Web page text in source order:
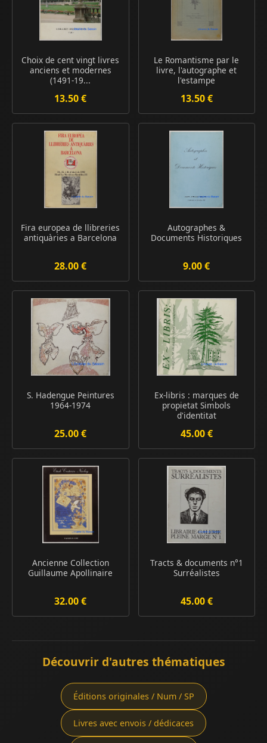
Choix de cent vingt livres
anciens et modernes
(1491-19...
13.50 €
Le Romantisme par le
livre, l'autographe et
l'estampe
13.50 €
Fira europea de llibreries
antiquàries a Barcelona
28.00 €
Autographes &
Documents Historiques
9.00 €
S. Hadengue Peintures
1964-1974
25.00 €
Ex-libris : marques de
propietat Simbols
d'identitat
45.00 €
Ancienne Collection
Guillaume Apollinaire
32.00 €
Tracts & documents n°1
Surréalistes
45.00 €
Découvrir d'autres thématiques
Éditions originales / Num / SP
Livres avec envois / dédicaces